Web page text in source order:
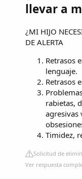
llevar a
¿MI HIJO
DE ALERTA
Retrasos
lenguaje.
Retrasos
rabietas,
agresivas
Timidez,
Solicitud de
Ver respuesta